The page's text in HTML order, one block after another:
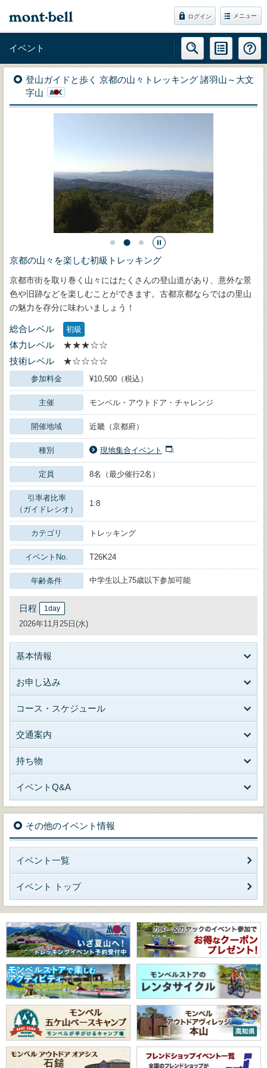
ログイン メニュー
イベント
登山ガイドと歩く 京都の山々トレッキング 諸羽山～大文
字山
京都の山々を楽しむ初級トレッキング
京都市街を取り巻く山々にはたくさんの登山道があり、意外な景
色や旧跡などを楽しむことができます。古都京都ならではの里山
の魅力を存分に味わいましょう！
総合レベル 初級
体力レベル
★★★☆☆
技術レベル
★☆☆☆☆
参加料金 ¥10,500（税込）
主催 モンベル・アウトドア・チャレンジ
開催地域 近畿（京都府）
種別 現地集合イベント
定員 8名（最少催行2名）
引率者比率
（ガイドレシオ）
1:8
カテゴリ トレッキング
イベントNo. T26K24
年齢条件 中学生以上75歳以下参加可能
日程 1day
2026年11月25日(水)
基本情報
お申し込み
コース・スケジュール
交通案内
持ち物
イベントQ&A
その他のイベント情報
イベント一覧
イベント トップ